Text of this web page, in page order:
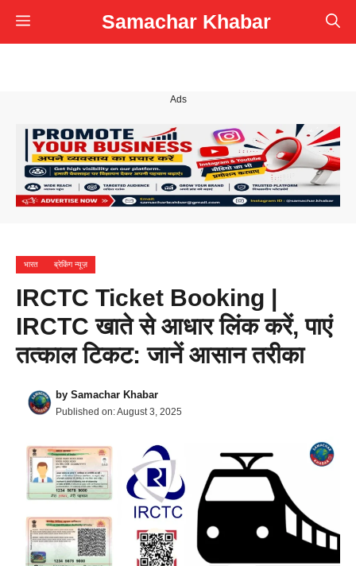
Skip
to
Samachar Khabar
Menu
Ads
भारत ब्रेकिंग न्यूज़
IRCTC Ticket Booking |
IRCTC खाते से आधार लिंक करें, पाएं
तत्काल टिकट: जानें आसान तरीका
by Samachar Khabar
Published on:August 3, 2025